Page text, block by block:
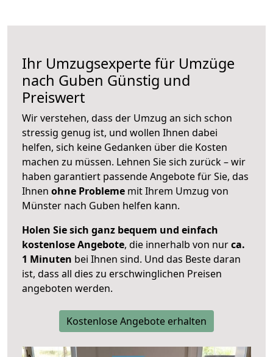
Ihr Umzugsexperte für Umzüge
nach Guben Günstig und
Preiswert
Wir verstehen, dass der Umzug an sich schon
stressig genug ist, und wollen Ihnen dabei
helfen, sich keine Gedanken über die Kosten
machen zu müssen. Lehnen Sie sich zurück – wir
haben garantiert passende Angebote für Sie, das
Ihnen ohne Probleme mit Ihrem Umzug von
Münster nach Guben helfen kann.
Holen Sie sich ganz bequem und einfach
kostenlose Angebote, die innerhalb von nurca.
1 Minuten bei Ihnen sind. Und das Beste daran
ist, dass all dies zu erschwinglichen Preisen
angeboten werden.
Kostenlose Angebote erhalten